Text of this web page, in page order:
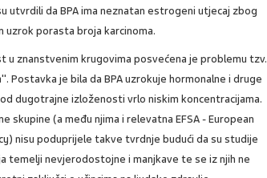
utvrdili da BPA ima neznatan estrogeni utjecaj zbog
uzrok porasta broja karcinoma.
u znanstvenim krugovima posvećena je problemu tzv.
Postavka je bila da BPA uzrokuje hormonalne i druge
dugotrajne izloženosti vrlo niskim koncentracijama.
skupine (a među njima i relevatna EFSA - European
nisu poduprijele takve tvrdnje budući da su studije
temelji nevjerodostojne i manjkave te se iz njih ne